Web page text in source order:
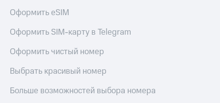
Оформить eSIM
Оформить SIM-карту в Telegram
Оформить чистый номер
Выбрать красивый номер
Больше возможностей выбора номера